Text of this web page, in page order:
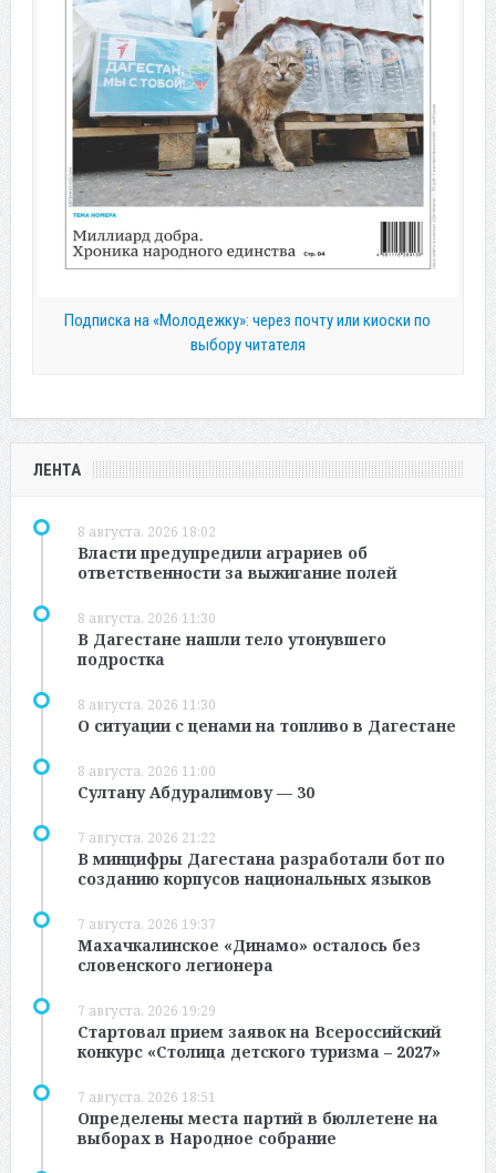
Подписка на «Молодежку»: через почту или киоски по
выбору читателя
ЛЕНТА
8 августа, 2026 18:02
Власти предупредили аграриев об
ответственности за выжигание полей
8 августа, 2026 11:30
В Дагестане нашли тело утонувшего
подростка
8 августа, 2026 11:30
О ситуации с ценами на топливо в Дагестане
8 августа, 2026 11:00
Султану Абдуралимову — 30
7 августа, 2026 21:22
В минцифры Дагестана разработали бот по
созданию корпусов национальных языков
7 августа, 2026 19:37
Махачкалинское «Динамо» осталось без
словенского легионера
7 августа, 2026 19:29
Стартовал прием заявок на Всероссийский
конкурс «Столица детского туризма – 2027»
7 августа, 2026 18:51
Определены места партий в бюллетене на
выборах в Народное собрание